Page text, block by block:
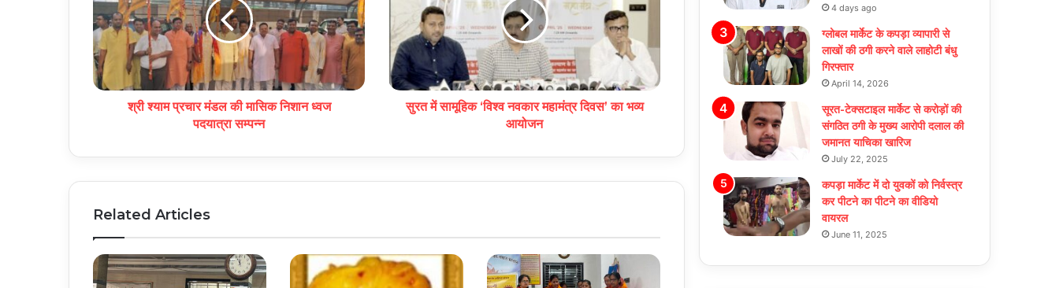
श्री श्याम प्रचार मंडल की मासिक निशान ध्वज
पदयात्रा सम्पन्न
सुरत में सामूहिक ‘विश्व नवकार महामंत्र दिवस’ का भव्य
आयोजन
Related Articles
4 days ago
ग्लोबल मार्केट के कपड़ा व्यापारी से
लाखों की ठगी करने वाले लाहोटी बंधु
गिरफ्तार
April 14, 2026
सूरत-टेक्सटाइल मार्केट से करोड़ों की
संगठित ठगी के मुख्य आरोपी दलाल की
जमानत याचिका खारिज
July 22, 2025
कपड़ा मार्केट में दो युवकों को निर्वस्त्र
कर पीटने का पीटने का वीडियो
वायरल
June 11, 2025